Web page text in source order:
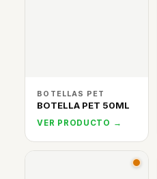
BOTELLAS PET
BOTELLA PET 50ML
VER PRODUCTO →